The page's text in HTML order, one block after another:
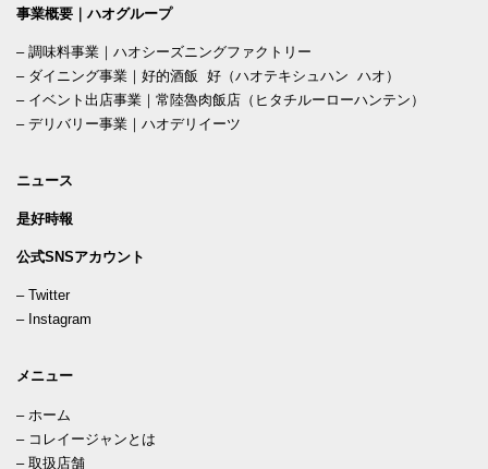
事業概要｜ハオグループ
– 調味料事業｜ハオシーズニングファクトリー
– ダイニング事業｜好的酒飯 好（ハオテキシュハン ハオ）
– イベント出店事業｜常陸魯肉飯店（ヒタチルーローハンテン）
– デリバリー事業｜ハオデリイーツ
ニュース
是好時報
公式SNSアカウント
– Twitter
– Instagram
メニュー
– ホーム
– コレイージャンとは
– 取扱店舗